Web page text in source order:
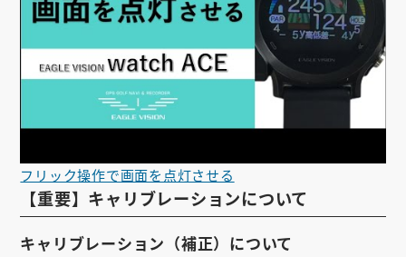
フリック操作で画面を点灯させる
【重要】キャリブレーションについて
キャリブレーション（補正）について